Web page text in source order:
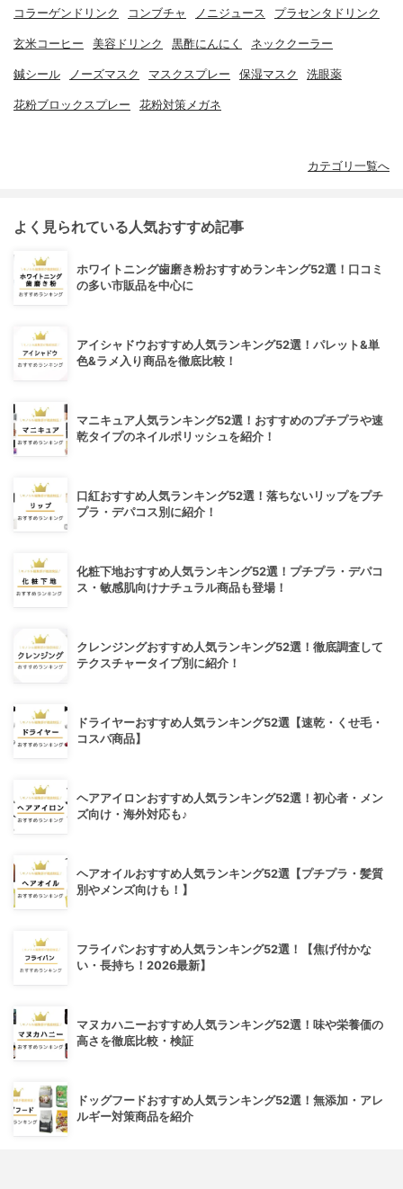
コラーゲンドリンク コンブチャ ノニジュース プラセンタドリンク
玄米コーヒー 美容ドリンク 黒酢にんにく ネッククーラー
鍼シール ノーズマスク マスクスプレー 保湿マスク 洗眼薬
花粉ブロックスプレー 花粉対策メガネ
カテゴリ一覧へ
よく見られている人気おすすめ記事
ホワイトニング歯磨き粉おすすめランキング52選！口コミ
の多い市販品を中心に
アイシャドウおすすめ人気ランキング52選！パレット&単
色&ラメ入り商品を徹底比較！
マニキュア人気ランキング52選！おすすめのプチプラや速
乾タイプのネイルポリッシュを紹介！
口紅おすすめ人気ランキング52選！落ちないリップをプチ
プラ・デパコス別に紹介！
化粧下地おすすめ人気ランキング52選！プチプラ・デパコ
ス・敏感肌向けナチュラル商品も登場！
クレンジングおすすめ人気ランキング52選！徹底調査して
テクスチャータイプ別に紹介！
ドライヤーおすすめ人気ランキング52選【速乾・くせ毛・
コスパ商品】
ヘアアイロンおすすめ人気ランキング52選！初心者・メン
ズ向け・海外対応も♪
ヘアオイルおすすめ人気ランキング52選【プチプラ・髪質
別やメンズ向けも！】
フライパンおすすめ人気ランキング52選！【焦げ付かな
い・長持ち！2026最新】
マヌカハニーおすすめ人気ランキング52選！味や栄養価の
高さを徹底比較・検証
ドッグフードおすすめ人気ランキング52選！無添加・アレ
ルギー対策商品を紹介